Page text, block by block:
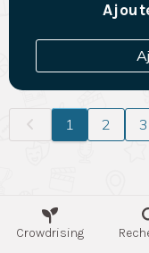
1 2 3
Crowdrising